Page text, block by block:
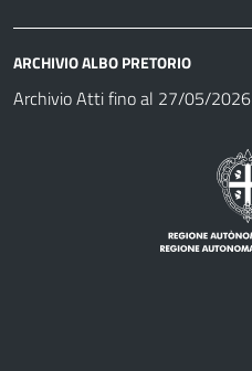
ARCHIVIO ALBO PRETORIO
Archivio Atti fino al 27/05/2026